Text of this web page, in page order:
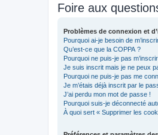
Foire aux
Problèmes de connexion et
Pourquoi ai-je besoin de
Qu’est-ce que la COPPA ?
Pourquoi ne puis-je pas
Je suis inscrit mais je ne peux
Pourquoi ne puis-je pas me
Je m’étais déjà inscrit par le
J’ai perdu mon mot de passe !
Pourquoi suis-je déconnecté
À quoi sert « Supprimer les